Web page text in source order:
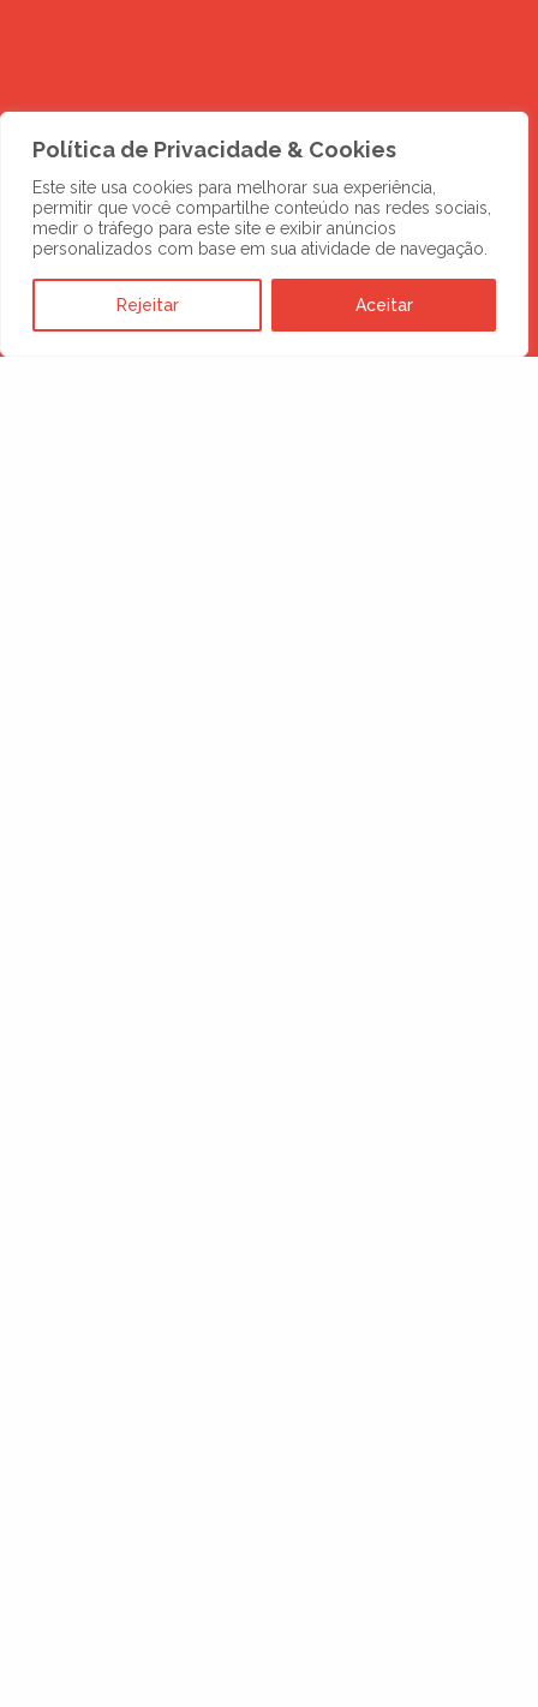
Política de Privacidade & Cookies
Este site usa cookies para melhorar sua experiência,
permitir que você compartilhe conteúdo nas redes sociais,
medir o tráfego para este site e exibir anúncios
personalizados com base em sua atividade de navegação.
Rejeitar Aceitar